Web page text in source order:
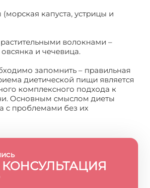
капуста, устрицы и
растительными волокнами –
и чечевица.
запомнить – правильная
диетической пищи является
комплексного подхода к
Основным смыслом диеты
с проблемами без их